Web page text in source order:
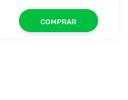
COMPRAR